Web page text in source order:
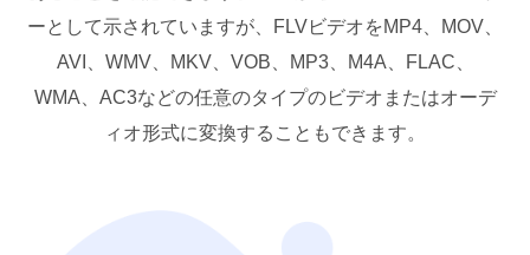
ーとして示されていますが、FLVビデオをMP4、MOV、
AVI、WMV、MKV、VOB、MP3、M4A、FLAC、
WMA、AC3などの任意のタイプのビデオまたはオーデ
ィオ形式に変換することもできます。